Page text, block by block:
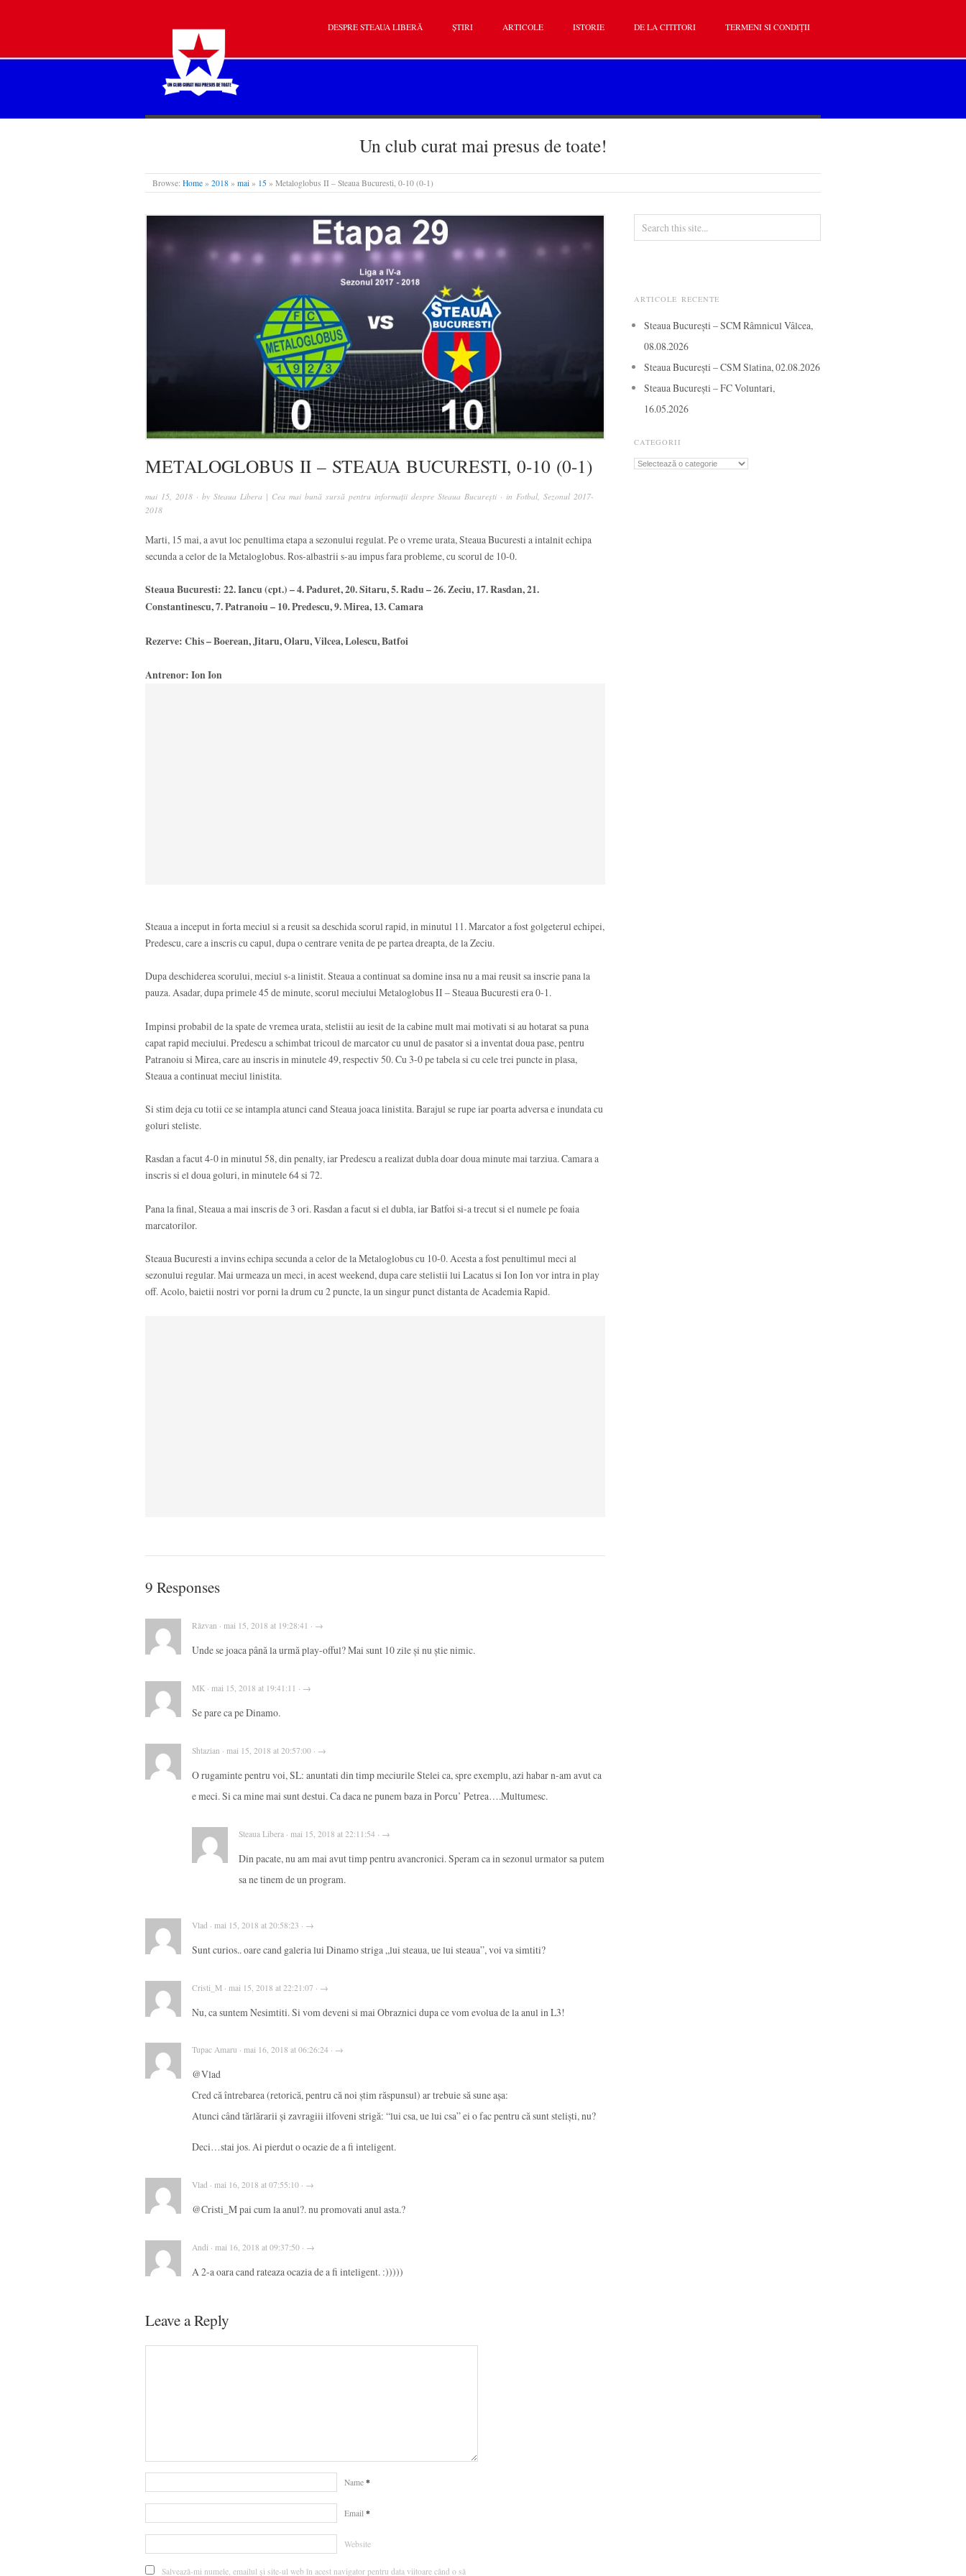
STEAUA LIBERĂ
DESPRE STEAUA LIBERĂ ȘTIRI ARTICOLE ISTORIE DE LA CITITORI TERMENI SI CONDIȚII
Un club curat mai presus de toate!
Browse: Home » 2018 » mai » 15 » Metaloglobus II – Steaua Bucuresti, 0-10 (0-1)
METALOGLOBUS II – STEAUA BUCURESTI, 0-10 (0-1)
mai 15, 2018 · by Steaua Libera | Cea mai bună sursă pentru informații despre Steaua București · in Fotbal Sezonul 2017-
2018
Marti, 15 mai, a avut loc penultima etapa a sezonului regulat. Pe o vreme urata, Steaua Bucuresti a intalnit echipa
secunda a celor de la Metaloglobus. Ros-albastrii s-au impus fara probleme, cu scorul de 10-0.
Steaua Bucuresti: 22. Iancu (cpt.) – 4. Paduret, 20. Sitaru, 5. Radu – 26. Zeciu, 17. Rasdan, 21.
Constantinescu, 7. Patranoiu – 10. Predescu, 9. Mirea, 13. Camara
Rezerve: Chis – Boerean, Jitaru, Olaru, Vilcea, Lolescu, Batfoi
Antrenor: Ion Ion
Steaua a inceput in forta meciul si a reusit sa deschida scorul rapid, in minutul 11. Marcator a fost golgeterul echipei,
Predescu, care a inscris cu capul, dupa o centrare venita de pe partea dreapta, de la Zeciu.
Dupa deschiderea scorului, meciul s-a linistit. Steaua a continuat sa domine insa nu a mai reusit sa inscrie pana la
pauza. Asadar, dupa primele 45 de minute, scorul meciului Metaloglobus II – Steaua Bucuresti era 0-1.
Impinsi probabil de la spate de vremea urata, stelistii au iesit de la cabine mult mai motivati si au hotarat sa puna
capat rapid meciului. Predescu a schimbat tricoul de marcator cu unul de pasator si a inventat doua pase, pentru
Patranoiu si Mirea, care au inscris in minutele 49, respectiv 50. Cu 3-0 pe tabela si cu cele trei puncte in plasa,
Steaua a continuat meciul linistita.
Si stim deja cu totii ce se intampla atunci cand Steaua joaca linistita. Barajul se rupe iar poarta adversa e inundata cu
goluri steliste.
Rasdan a facut 4-0 in minutul 58, din penalty, iar Predescu a realizat dubla doar doua minute mai tarziua. Camara a
inscris si el doua goluri, in minutele 64 si 72.
Pana la final, Steaua a mai inscris de 3 ori. Rasdan a facut si el dubla, iar Batfoi si-a trecut si el numele pe foaia
marcatorilor.
Steaua Bucuresti a invins echipa secunda a celor de la Metaloglobus cu 10-0. Acesta a fost penultimul meci al
sezonului regular. Mai urmeaza un meci, in acest weekend, dupa care stelistii lui Lacatus si Ion Ion vor intra in play
off. Acolo, baietii nostri vor porni la drum cu 2 puncte, la un singur punct distanta de Academia Rapid.
9 Responses
Răzvan · mai 15, 2018 at 19:28:41 · →
Unde se joaca până la urmă play-offul? Mai sunt 10 zile și nu știe nimic.
MK · mai 15, 2018 at 19:41:11 · →
Se pare ca pe Dinamo.
Shtazian · mai 15, 2018 at 20:57:00 · →
O rugaminte pentru voi, SL: anuntati din timp meciurile Stelei ca, spre exemplu, azi habar n-am avut ca
e meci. Si ca mine mai sunt destui. Ca daca ne punem baza in Porcu’ Petrea….Multumesc.
Steaua Libera · mai 15, 2018 at 22:11:54 · →
Din pacate, nu am mai avut timp pentru avancronici. Speram ca in sezonul urmator sa putem
sa ne tinem de un program.
Vlad · mai 15, 2018 at 20:58:23 · →
Sunt curios.. oare cand galeria lui Dinamo striga „lui steaua, ue lui steaua”, voi va simtiti?
Cristi_M · mai 15, 2018 at 22:21:07 · →
Nu, ca suntem Nesimtiti. Si vom deveni si mai Obraznici dupa ce vom evolua de la anul in L3!
Tupac Amaru · mai 16, 2018 at 06:26:24 · →
@Vlad
Cred că întrebarea (retorică, pentru că noi știm răspunsul) ar trebuie să sune așa:
Atunci când tărlărarii și zavragiii ilfoveni strigă: “lui csa, ue lui csa” ei o fac pentru că sunt steliști, nu?
Deci…stai jos. Ai pierdut o ocazie de a fi inteligent.
Vlad · mai 16, 2018 at 07:55:10 · →
@Cristi_M pai cum la anul?. nu promovati anul asta.?
Andi · mai 16, 2018 at 09:37:50 · →
A 2-a oara cand rateaza ocazia de a fi inteligent. :)))))
Leave a Reply
Name *
Email *
Website
Salvează-mi numele, emailul și site-ul web în acest navigator pentru data viitoare când o să
ARTICOLE RECENTE
Steaua București – SCM Râmnicul Vâlcea,
08.08.2026
Steaua București – CSM Slatina, 02.08.2026
Steaua București – FC Voluntari,
16.05.2026
CATEGORII
Categorii